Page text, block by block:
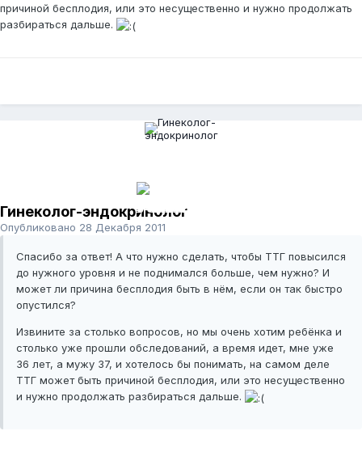
причиной бесплодия, или это несущественно и нужно продолжать
разбираться дальше.
Гинеколог-эндокринолог
Опубликовано 28 Декабря 2011
Спасибо за ответ! А что нужно сделать, чтобы ТТГ повысился
до нужного уровня и не поднимался больше, чем нужно? И
может ли причина бесплодия быть в нём, если он так быстро
опустился?
Извините за столько вопросов, но мы очень хотим ребёнка и
столько уже прошли обследований, а время идет, мне уже
36 лет, а мужу 37, и хотелось бы понимать, на самом деле
ТТГ может быть причиной бесплодия, или это несущественно
и нужно продолжать разбираться дальше.